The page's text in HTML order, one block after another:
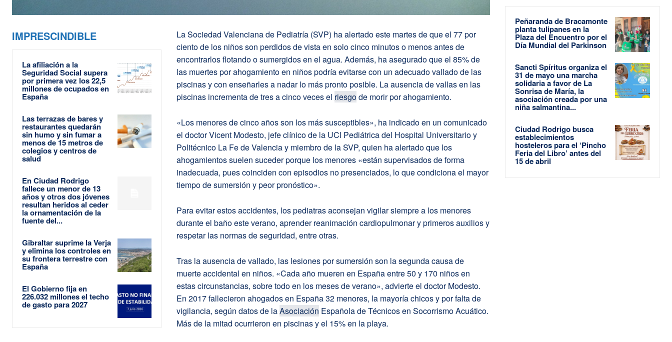
IMPRESCINDIBLE
La afiliación a la
Seguridad Social supera
por primera vez los 22,5
millones de ocupados en
España
Las terrazas de bares y
restaurantes quedarán
sin humo y sin fumar a
menos de 15 metros de
colegios y centros de
salud
En Ciudad Rodrigo
fallece un menor de 13
años y otros dos jóvenes
resultan heridos al ceder
la ornamentación de la
fuente del...
Gibraltar suprime la Verja
y elimina los controles en
su frontera terrestre con
España
El Gobierno fija en
226.032 millones el techo
de gasto para 2027
La Sociedad Valenciana de Pediatría (SVP) ha alertado este martes de que el 77 por
ciento de los niños son perdidos de vista en solo cinco minutos o menos antes de
encontrarlos flotando o sumergidos en el agua. Además, ha asegurado que el 85% de
las muertes por ahogamiento en niños podría evitarse con un adecuado vallado de las
piscinas y con enseñarles a nadar lo más pronto posible. La ausencia de vallas en las
piscinas incrementa de tres a cinco veces el riesgode morir por ahogamiento.
«Los menores de cinco años son los más susceptibles», ha indicado en un comunicado
el doctor Vicent Modesto, jefe clínico de la UCI Pediátrica del Hospital Universitario y
Politécnico La Fe de Valencia y miembro de la SVP, quien ha alertado que los
ahogamientos suelen suceder porque los menores «están supervisados de forma
inadecuada, pues coinciden con episodios no presenciados, lo que condiciona el mayor
tiempo de sumersión y peor pronóstico».
Para evitar estos accidentes, los pediatras aconsejan vigilar siempre a los menores
durante el baño este verano, aprender reanimación cardiopulmonar y primeros auxilios y
respetar las normas de seguridad, entre otras.
Tras la ausencia de vallado, las lesiones por sumersión son la segunda causa de
muerte accidental en niños. «Cada año mueren en España entre 50 y 170 niños en
estas circunstancias, sobre todo en los meses de verano», advierte el doctor Modesto.
En 2017 fallecieron ahogados en España 32 menores, la mayoría chicos y por falta de
vigilancia, según datos de laAsociación Española de Técnicos en Socorrismo Acuático.
Más de la mitad ocurrieron en piscinas y el 15% en la playa.
Peñaranda de Bracamonte
planta tulipanes en la
Plaza del Encuentro por el
Día Mundial del Parkinson
Sancti Spíritus organiza el
31 de mayo una marcha
solidaria a favor de La
Sonrisa de María, la
asociación creada por una
niña salmantina...
Ciudad Rodrigo busca
establecimientos
hosteleros para el ‘Pincho
Feria del Libro’ antes del
15 de abril